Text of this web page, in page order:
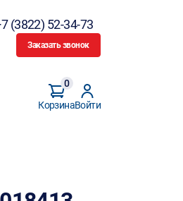
(3822) 52-34-73
Заказать звонок
Корзина
0
Войти